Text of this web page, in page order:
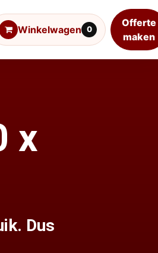
Winkelwagen 0
Offerte
maken
x
Dus